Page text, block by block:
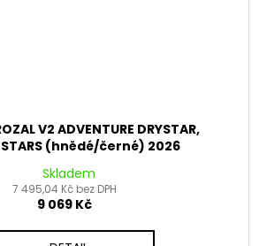
V2 ADVENTURE DRYSTAR,
(hnědé/černé) 2026
Skladem
7 495,04 Kč bez DPH
9 069 Kč